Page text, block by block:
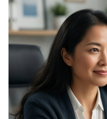
система
заметок
и
напоминаний
работы